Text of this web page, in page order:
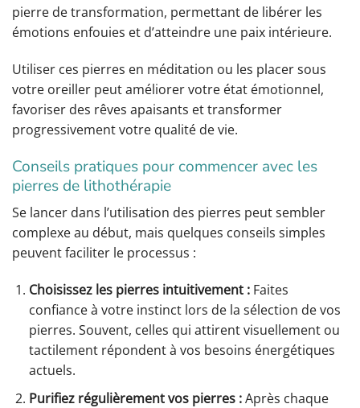
pierre de transformation, permettant de libérer les
émotions enfouies et d’atteindre une paix intérieure.
Utiliser ces pierres en méditation ou les placer sous
votre oreiller peut améliorer votre état émotionnel,
favoriser des rêves apaisants et transformer
progressivement votre qualité de vie.
Conseils pratiques pour commencer avec les
pierres de lithothérapie
Se lancer dans l’utilisation des pierres peut sembler
complexe au début, mais quelques conseils simples
peuvent faciliter le processus :
Choisissez les pierres intuitivement :Faites
confiance à votre instinct lors de la sélection de vos
pierres. Souvent, celles qui attirent visuellement ou
tactilement répondent à vos besoins énergétiques
actuels.
Purifiez régulièrement vos pierres :Après chaque